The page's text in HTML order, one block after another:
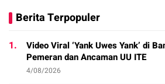
Berita Terpopuler
1.
Video Viral ‘Yank Uwes Yank’ di
Pemeran dan Ancaman UU ITE
4/08/2026